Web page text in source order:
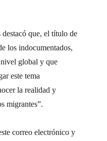
que, el título de
los indocumentados,
global y que
este tema
la realidad y
migrantes”.
correo electrónico y